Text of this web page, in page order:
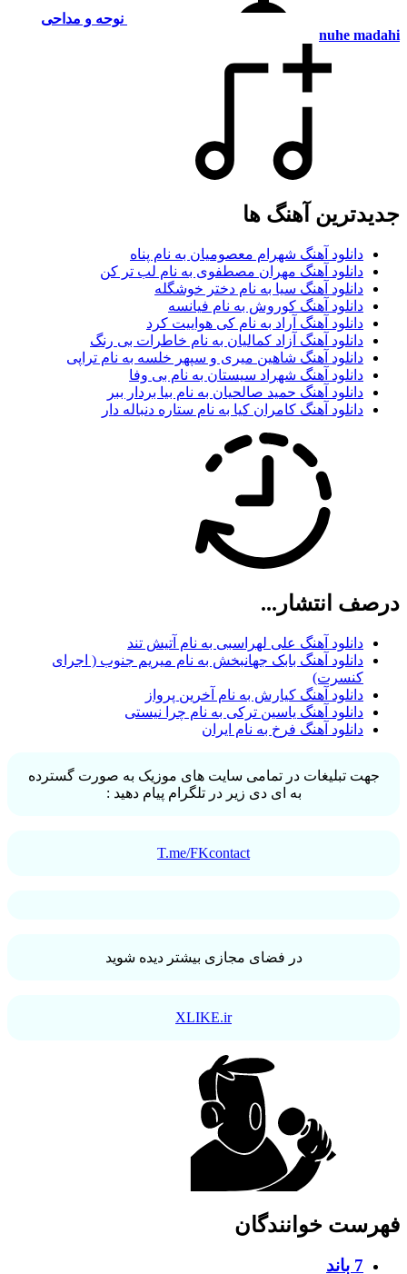
نوحه و مداحی
nuhe madahi
جدیدترین آهنگ ها
دانلود آهنگ شهرام معصومیان به نام پناه
دانلود آهنگ مهران مصطفوی به نام لب تر کن
دانلود آهنگ سیا به نام دختر خوشگله
دانلود آهنگ کوروش به نام فیانسه
دانلود آهنگ آراد به نام کی هواییت کرد
دانلود آهنگ آزاد کمالیان به نام خاطرات بی رنگ
دانلود آهنگ شاهین میری و سپهر خلسه به نام تراپی
دانلود آهنگ شهراد سیستان به نام بی وفا
دانلود آهنگ حمید صالحیان به نام بیا بردار ببر
دانلود آهنگ کامران کیا به نام ستاره دنباله دار
درصف انتشار...
دانلود آهنگ علی لهراسبی به نام آتیش تند
دانلود آهنگ بابک جهانبخش به نام میریم جنوب ( اجرای
کنسرت)
دانلود آهنگ کیارش به نام آخرین پرواز
دانلود آهنگ یاسین ترکی به نام چرا نیستی
دانلود آهنگ فرخ به نام ایران
جهت تبلیغات در تمامی سایت های موزیک به صورت گسترده
به ای دی زیر در تلگرام پیام دهید :
T.me/FKcontact
در فضای مجازی بیشتر دیده شوید
XLIKE.ir
فهرست خوانندگان
7 باند